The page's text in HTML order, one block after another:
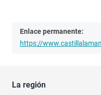
Enlace permanente:
https://
La región